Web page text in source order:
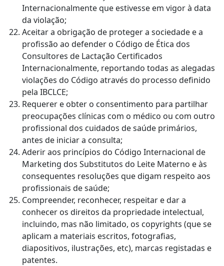
Internacionalmente que estivesse em vigor à data
da violação;
Aceitar a obrigação de proteger a sociedade e a
profissão ao defender o Código de Ética dos
Consultores de Lactação Certificados
Internacionalmente, reportando todas as alegadas
violações do Código através do processo definido
pela IBCLCE;
Requerer e obter o consentimento para partilhar
preocupações clínicas com o médico ou com outro
profissional dos cuidados de saúde primários,
antes de iniciar a consulta;
Aderir aos princípios do Código Internacional de
Marketing dos Substitutos do Leite Materno e às
consequentes resoluções que digam respeito aos
profissionais de saúde;
Compreender, reconhecer, respeitar e dar a
conhecer os direitos da propriedade intelectual,
incluindo, mas não limitado, os copyrights (que se
aplicam a materiais escritos, fotografias,
diapositivos, ilustrações, etc), marcas registadas e
patentes.